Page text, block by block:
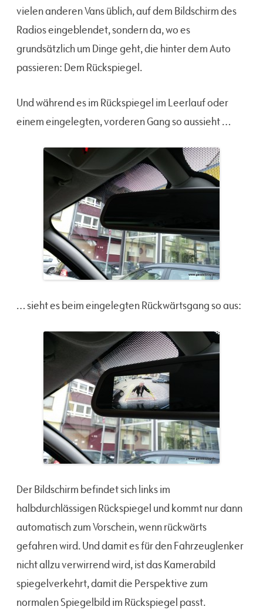
vielen anderen Vans üblich, auf dem Bildschirm des
Radios eingeblendet, sondern da, wo es
grundsätzlich um Dinge geht, die hinter dem Auto
passieren: Dem Rückspiegel.
Und während es im Rückspiegel im Leerlauf oder
einem eingelegten, vorderen Gang so aussieht …
… sieht es beim eingelegten Rückwärtsgang so aus:
Der Bildschirm befindet sich links im
halbdurchlässigen Rückspiegel und kommt nur dann
automatisch zum Vorschein, wenn rückwärts
gefahren wird. Und damit es für den Fahrzeuglenker
nicht allzu verwirrend wird, ist das Kamerabild
spiegelverkehrt, damit die Perspektive zum
normalen Spiegelbild im Rückspiegel passt.